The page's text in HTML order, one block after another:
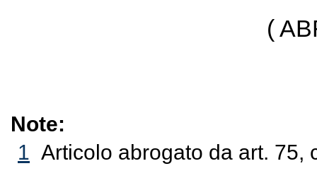
(
Note:
1 Articolo abrogato da art. 75,